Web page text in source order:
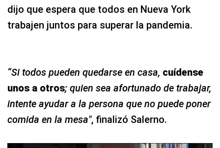
dijo que espera que todos en Nueva York
trabajen juntos para superar la pandemia.
“Si todos pueden quedarse en casa, cuídense
unos a otros; quien sea afortunado de trabajar,
intente ayudar a la persona que no puede poner
comida en la mesa", finalizó Salerno.